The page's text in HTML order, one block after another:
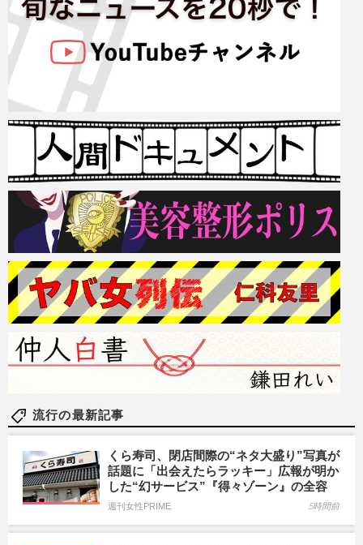
流行の最新記事
くら寿司、閉店間際の“ネタ大盛り”写真が
話題に「出会えたらラッキー」広報が明か
した“幻サービス”『得々ゾーン』の全容
週刊女性PRIME 5時間前